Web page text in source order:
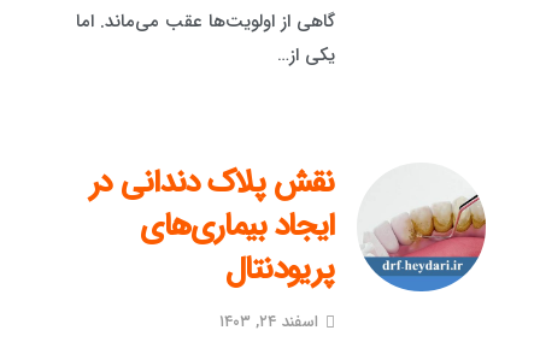
گاهی از اولویت‌ها عقب می‌ماند. اما
یکی از…
نقش پلاک دندانی در
ایجاد بیماری‌های
پریودنتال
اسفند ۲۴, ۱۴۰۳